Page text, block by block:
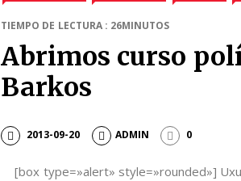
TIEMPO DE LECTURA : 26MINUTOS
Abrimos curso
Barkos
2013-09-20 ADMIN 0
[box type=»alert» style=»rounded»]